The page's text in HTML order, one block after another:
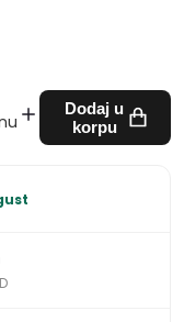
Dodaj u
korpu